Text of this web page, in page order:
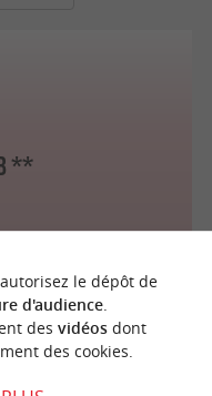
**
le dépôt de
d'audience.
des vidéosdont
des cookies.